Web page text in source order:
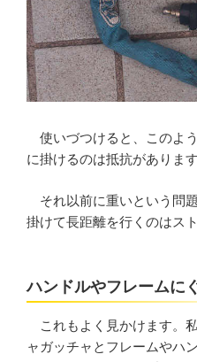
使いづつけると、このよ
に掛けるのは抵抗があります
それ以前に重いという問
掛けて長距離を行くのはス
ハンドルやフレームに
これもよく見かけます。
ャガッチャとフレームやハ